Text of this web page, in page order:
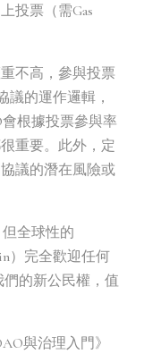
投票（需Gas
不高，參與投票
的運作邏輯，
根據投票參與率
重要。此外，定
議的潛在風險或
全球性的
）完全歡迎任何
們的新公民權，值
與治理入門》